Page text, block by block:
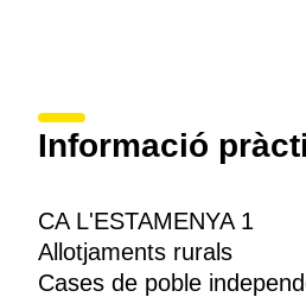
Informació
CA L'ESTAMENYA 1
Allotjaments rurals
Cases de poble